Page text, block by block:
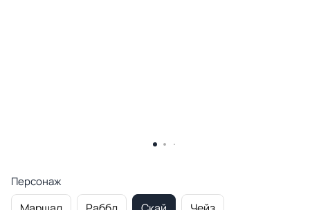
Персонаж